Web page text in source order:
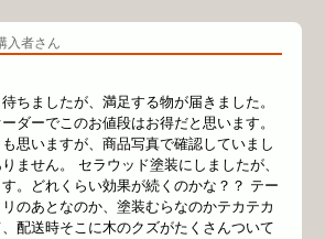
入者さん
ちましたが、満足する物が届きました。
ダーでこのお値段はお得だと思います。
思いますが、商品写真で確認していまし
ません。 セラウッド塗装にしましたが、
。どれくらい効果が続くのかな？？ テー
のあとなのか、塗装むらなのかテカテカ
配送時そこに木のクズがたくさんついて